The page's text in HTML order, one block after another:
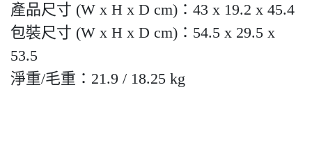
產品尺寸 (W x H x D cm)：43 x 19.2 x 45.4
包裝尺寸 (W x H x D cm)：54.5 x 29.5 x
53.5
淨重/毛重：21.9 / 18.25 kg